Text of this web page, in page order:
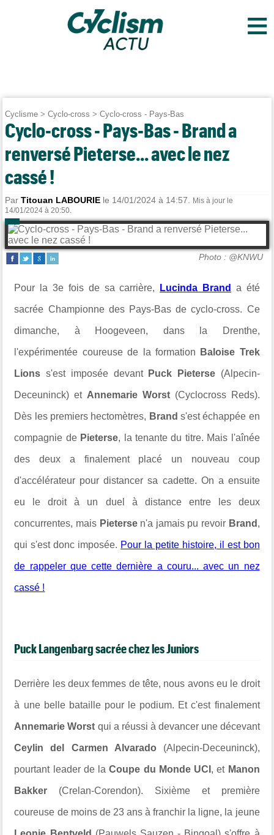
≡
Cyclisme >Cyclo-cross >Cyclo-cross - Pays-Bas
Cyclo-cross - Pays-Bas - Brand a
renversé Pieterse... avec le nez
cassé !
ParTitouan LABOURIE le 14/01/2024 à 14:57.
Mis à jour le
14/01/2024 à 20:50.
Photo : @KNWU
Pour la 3e fois de sa carrière, Lucinda Brand a été
sacrée Championne des Pays-Bas de cyclo-cross. Ce
dimanche, à Hoogeveen, dans la Drenthe,
l'expérimentée coureuse de la formation Baloise Trek
Lions s'est imposée devant Puck Pieterse(Alpecin-
Deceuninck) et Annemarie Worst (Cyclocross Reds).
Dès les premiers hectomètres, Brand s'est échappée en
compagnie de Pieterse, la tenante du titre. Mais l'aînée
des deux a finalement placé un nouveau coup
d'accélérateur pour distancer sa cadette. On a ensuite
eu le droit à un duel à distance entre les deux
concurrentes, mais Pieterse n'a jamais pu revoir Brand ,
qui s'est donc imposée. Pour la petite histoire, il est bon
de rappeler que cette dernière a couru... avec un nez
cassé !
Puck Langenbarg sacrée chez les Juniors
Derrière les deux femmes de tête, nous avons eu le droit
à une belle bataille pour le podium. Et c'est finalement
Annemarie Worst qui a réussi à devancer une décevant
Ceylin del Carmen Alvarado (Alpecin-Deceuninck),
pourtant leader de laCoupe du Monde UCI , et Manon
Bakker (Crelan-Corendon). Sixième et première
coureuse de moins de 23 ans à franchir la ligne, la jeune